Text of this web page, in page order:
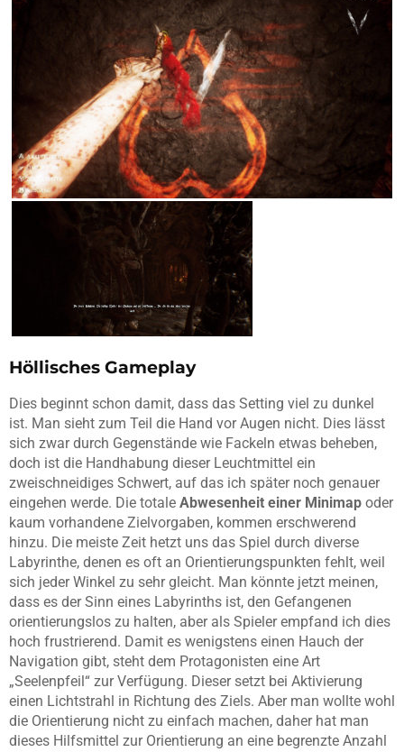
Höllisches Gameplay
Dies beginnt schon damit, dass das Setting viel zu dunkel
ist. Man sieht zum Teil die Hand vor Augen nicht. Dies lässt
sich zwar durch Gegenstände wie Fackeln etwas beheben,
doch ist die Handhabung dieser Leuchtmittel ein
zweischneidiges Schwert, auf das ich später noch genauer
eingehen werde. Die totale Abwesenheit einer Minimap oder
kaum vorhandene Zielvorgaben, kommen erschwerend
hinzu. Die meiste Zeit hetzt uns das Spiel durch diverse
Labyrinthe, denen es oft an Orientierungspunkten fehlt, weil
sich jeder Winkel zu sehr gleicht. Man könnte jetzt meinen,
dass es der Sinn eines Labyrinths ist, den Gefangenen
orientierungslos zu halten, aber als Spieler empfand ich dies
hoch frustrierend. Damit es wenigstens einen Hauch der
Navigation gibt, steht dem Protagonisten eine Art
„Seelenpfeil“ zur Verfügung. Dieser setzt bei Aktivierung
einen Lichtstrahl in Richtung des Ziels. Aber man wollte wohl
die Orientierung nicht zu einfach machen, daher hat man
dieses Hilfsmittel zur Orientierung an eine begrenzte Anzahl